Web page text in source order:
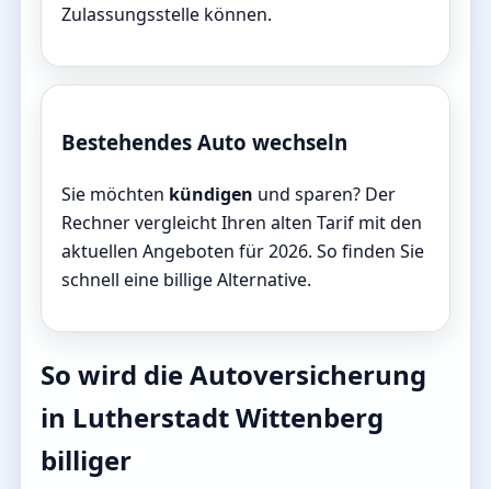
Zulassungsstelle können.
Bestehendes Auto wechseln
Sie möchten kündigen und sparen? Der
Rechner vergleicht Ihren alten Tarif mit den
aktuellen Angeboten für 2026. So finden Sie
schnell eine billige Alternative.
So wird die Autoversicherung
in Lutherstadt Wittenberg
billiger